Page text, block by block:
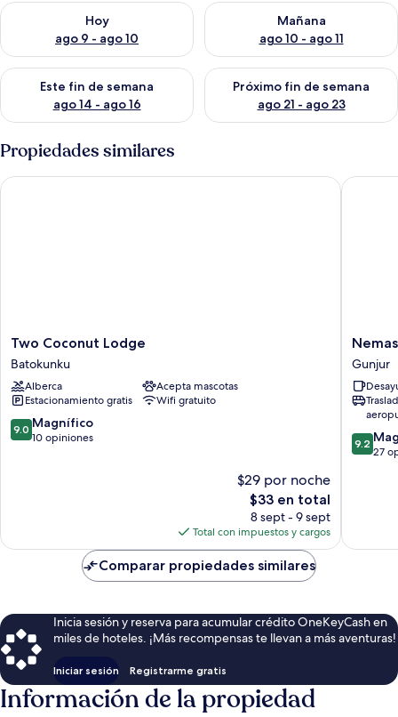
Hoy
ago 9 - ago 10
Consulta la disponibilidad para hoy ago 9 - ago 10
Mañana
ago 10 - ago 11
Consulta la disponibilidad
Este fin de semana
ago 14 - ago 16
Consulta la disponibilidad para este fin de semana ago 14 -
Próximo fin de semana
ago 21 - ago 23
Consulta la disponibilidad
Propiedades similares
Two
Coconut
Lodge
Batokunku
Two Coconut Lodge
Batokunku
Alberca
Acepta mascotas
Estacionamiento gratis
Wifi gratuito
9.0
de
9.0 Magnífico
10 opiniones
$29 por noche
El
precio
actual
es
de
$33
$33 en total
8 sept - 9 sept
Total con impuestos y cargos
Two Coconut Lodge
Nemasu
Eco-
Lodge
Gunjur
Gunjur
9.2
de
9.2
27
Comparar propiedades similares
Inicia sesión y reserva para acumular crédito OneKeyCash en
miles de hoteles. ¡Más recompensas te llevan a más aventuras!
Iniciar sesión Registrarme gratis
Información de la propiedad